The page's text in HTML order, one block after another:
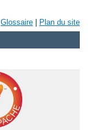
Glossaire Plan du site